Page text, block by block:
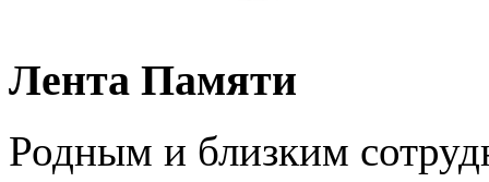
Лента Памяти
Родным и близким